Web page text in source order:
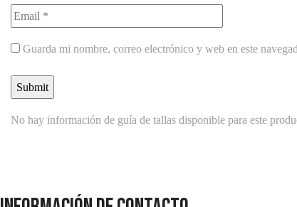
Guarda mi nombre, correo electrónico y web en este
No hay información de guía de tallas disponible para este